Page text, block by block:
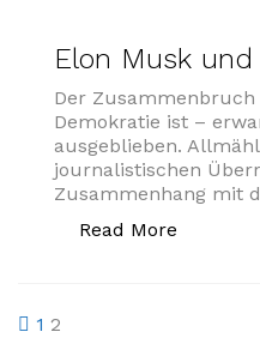
Elon Musk
Der
Demokratie ist –
ausgeblieben.
journalistischen
Zusammenhang mit
Read More
1 2